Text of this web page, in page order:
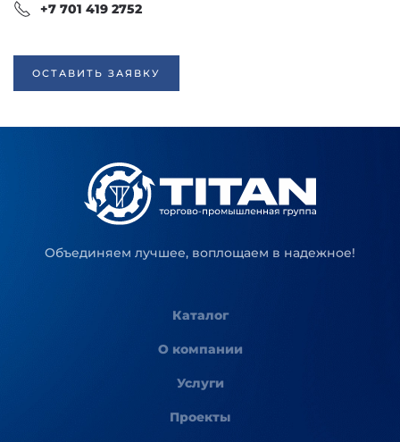
+7 701 419 2752
ОСТАВИТЬ ЗАЯВКУ
Объединяем лучшее, воплощаем в надежное!
Каталог
О компании
Услуги
Проекты